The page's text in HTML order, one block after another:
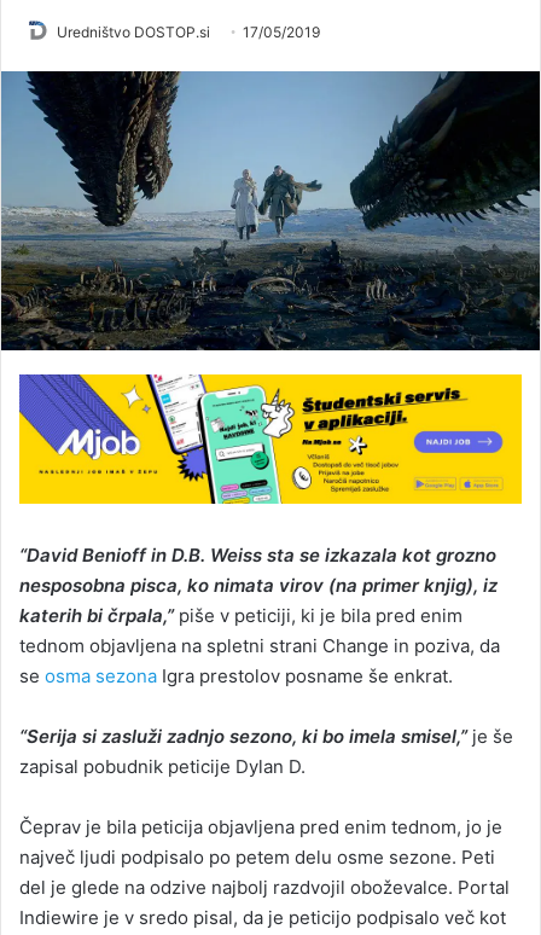
Uredništvo DOSTOP.si 17/05/2019
“David Benioff in D.B. Weiss sta se izkazala kot grozno
nesposobna pisca, ko nimata virov (na primer knjig), iz
katerih bi črpala,”piše v peticiji, ki je bila pred enim
tednom objavljena na spletni strani Change in poziva, da
se osma sezona Igra prestolov posname še enkrat.
“Serija si zasluži zadnjo sezono, ki bo imela smisel,”je še
zapisal pobudnik peticije Dylan D.
Čeprav je bila peticija objavljena pred enim tednom, jo je
največ ljudi podpisalo po petem delu osme sezone. Peti
del je glede na odzive najbolj razdvojil oboževalce. Portal
Indiewire je v sredo pisal, da je peticijo podpisalo več kot